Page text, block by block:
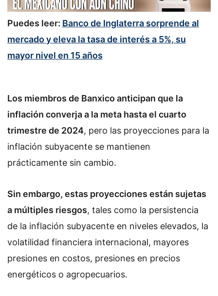
Puedes leer: Banco de Inglaterra sorprende al
mercado y eleva la tasa de interés a 5%, su
mayor nivel en 15 años
Los miembros de Banxico anticipan que la
inflación converja a la meta hasta el cuarto
trimestre de 2024, pero las proyecciones para la
inflación subyacente se mantienen
prácticamente sin cambio.
Sin embargo, estas proyecciones están sujetas
a múltiples riesgos, tales como la persistencia
de la inflación subyacente en niveles elevados, la
volatilidad financiera internacional, mayores
presiones en costos, presiones en precios
energéticos o agropecuarios.